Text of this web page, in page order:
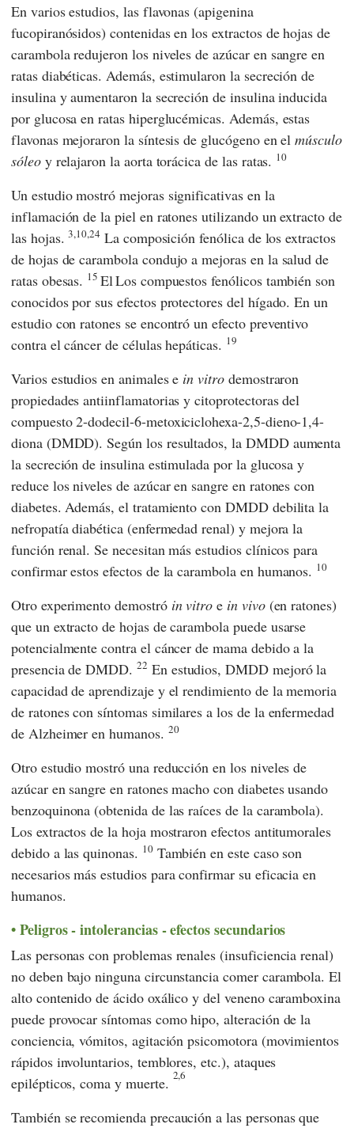
En varios estudios, las flavonas (apigenina
fucopiranósidos) contenidas en los extractos de hojas de
carambola redujeron los niveles de azúcar en sangre en
ratas diabéticas. Además, estimularon la secreción de
insulina y aumentaron la secreción de insulina inducida
por glucosa en ratas hiperglucémicas. Además, estas
flavonas mejoraron la síntesis de glucógeno en elmúsculo
sóleoy relajaron la aorta torácica de las ratas. 10
Un estudio mostró mejoras significativas en la
inflamación de la piel en ratones utilizando un extracto de
las hojas.3,10,24 La composición fenólica de los extractos
de hojas de carambola condujo a mejoras en la salud de
ratas obesas. 15 ElLos compuestos fenólicos también son
conocidos por sus efectos protectores del hígado. En un
estudio con ratones se encontró un efecto preventivo
contra el cáncer de células hepáticas. 19
Varios estudios en animales e in vitrodemostraron
propiedades antiinflamatorias y citoprotectoras del
compuesto 2-dodecil-6-metoxiciclohexa-2,5-dieno-1,4-
diona (DMDD). Según los resultados, la DMDD aumenta
la secreción de insulina estimulada por la glucosa y
reduce los niveles de azúcar en sangre en ratones con
diabetes. Además, el tratamiento con DMDD debilita la
nefropatía diabética (enfermedad renal) y mejora la
función renal. Se necesitan más estudios clínicos para
confirmar estos efectos de la carambola en humanos. 10
Otro experimento demostró in vitro e in vivo(en ratones)
que un extracto de hojas de carambola puede usarse
potencialmente contra el cáncer de mama debido a la
presencia de DMDD. 22 En estudios, DMDD mejoró la
capacidad de aprendizaje y el rendimiento de la memoria
de ratones con síntomas similares a los de la enfermedad
de Alzheimer en humanos. 20
Otro estudio mostró una reducción en los niveles de
azúcar en sangre en ratones macho con diabetes usando
benzoquinona (obtenida de las raíces de la carambola).
Los extractos de la hoja mostraron efectos antitumorales
debido a las quinonas. 10También en este caso son
necesarios más estudios para confirmar su eficacia en
humanos.
Peligros - intolerancias - efectos secundarios
Las personas con problemas renales (insuficiencia renal)
no deben bajo ninguna circunstancia comer carambola. El
alto contenido de ácido oxálico y del veneno caramboxina
puede provocar síntomas como hipo, alteración de la
conciencia, vómitos, agitación psicomotora (movimientos
rápidos involuntarios, temblores, etc.), ataques
epilépticos, coma y muerte. 2,6
También se recomienda precaución a las personas que